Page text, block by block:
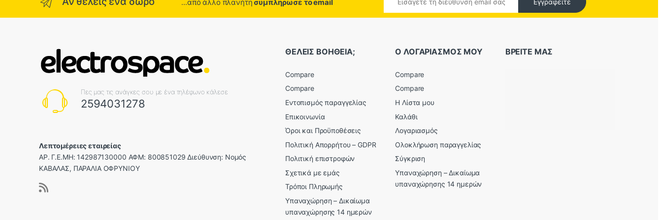
...από άλλο πλανήτη συμπληρωσε το email Εγγραφείτε
Πες μας τις ανάγκες σου με ένα τηλέφωνο κάλεσε
2594031278
Λεπτομέρειες εταιρείας
ΑΡ. Γ.Ε.ΜΗ: 142987130000 ΑΦΜ: 800851029 Διεύθυνση: Νομός
ΚΑΒΑΛΑΣ, ΠΑΡΑΛΙΑ ΟΦΡΥΝΙΟΥ
ΘΕΛΕΙΣ ΒΟΗΘΕΙΑ;
Compare
Compare
Εντοπισμός παραγγελίας
Επικοινωνία
Όροι και Προϋποθέσεις
Πολιτική Απορρήτου – GDPR
Πολιτική επιστροφών
Σχετικά με εμάς
Τρόποι Πληρωμής
Υπαναχώρηση – Δικαίωμα
υπαναχώρησης 14 ημερών
Ο ΛΟΓΑΡΙΑΣΜΟΣ ΜΟΥ
Compare
Compare
Η Λίστα μου
Καλάθι
Λογαριασμός
Ολοκλήρωση παραγγελίας
Σύγκριση
Υπαναχώρηση – Δικαίωμα
υπαναχώρησης 14 ημερών
ΒΡΕΙΤΕ ΜΑΣ